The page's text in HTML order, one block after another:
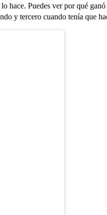
hace. Puedes ver por qué
y tercero cuando tenía que